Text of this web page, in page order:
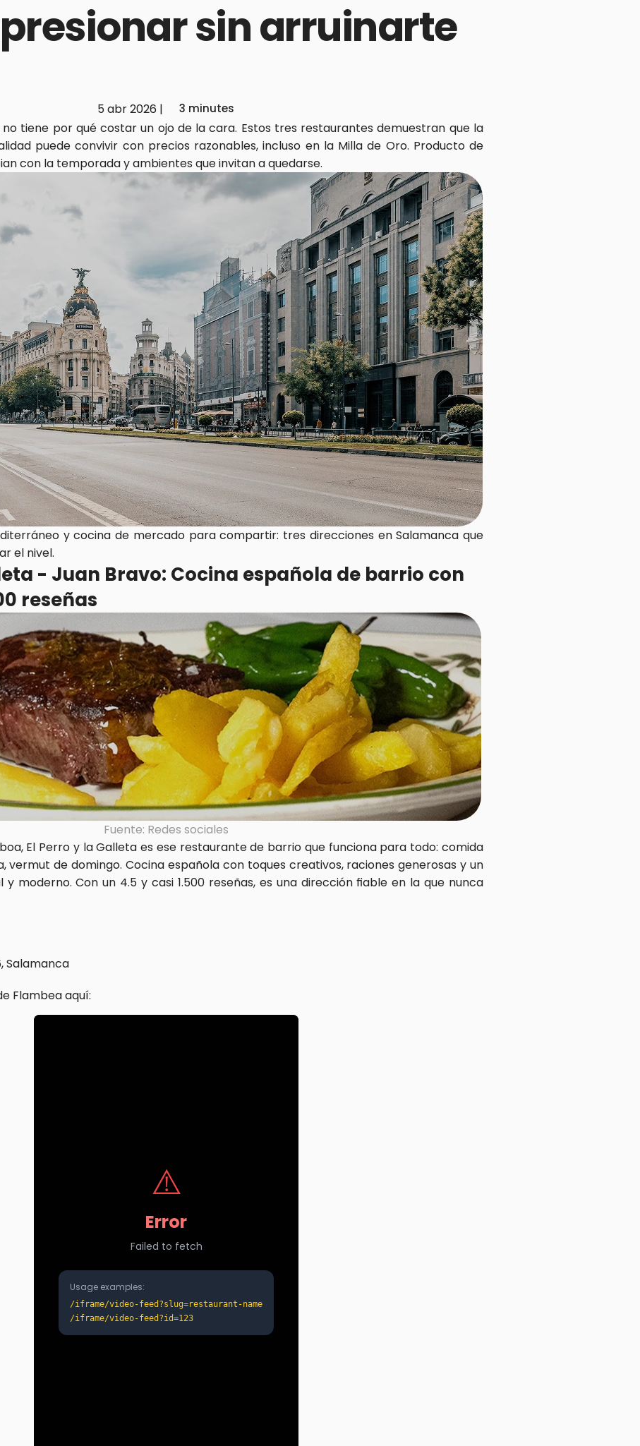
sin arruinarte
5 abr 2026 | 3 minutes
tiene por qué costar un ojo de la cara. Estos tres restaurantes demuestran que la
puede convivir con precios razonables, incluso en la Milla de Oro. Producto de
con la temporada y ambientes que invitan a quedarse.
y cocina de mercado para compartir: tres direcciones en Salamanca que
el nivel.
- Juan Bravo: Cocina española de barrio con
reseñas
Fuente: Redes sociales
El Perro y la Galleta es ese restaurante de barrio que funciona para todo: comida
vermut de domingo. Cocina española con toques creativos, raciones generosas y un
moderno. Con un 4.5 y casi 1.500 reseñas, es una dirección fiable en la que nunca
Salamanca
Flambea aquí: